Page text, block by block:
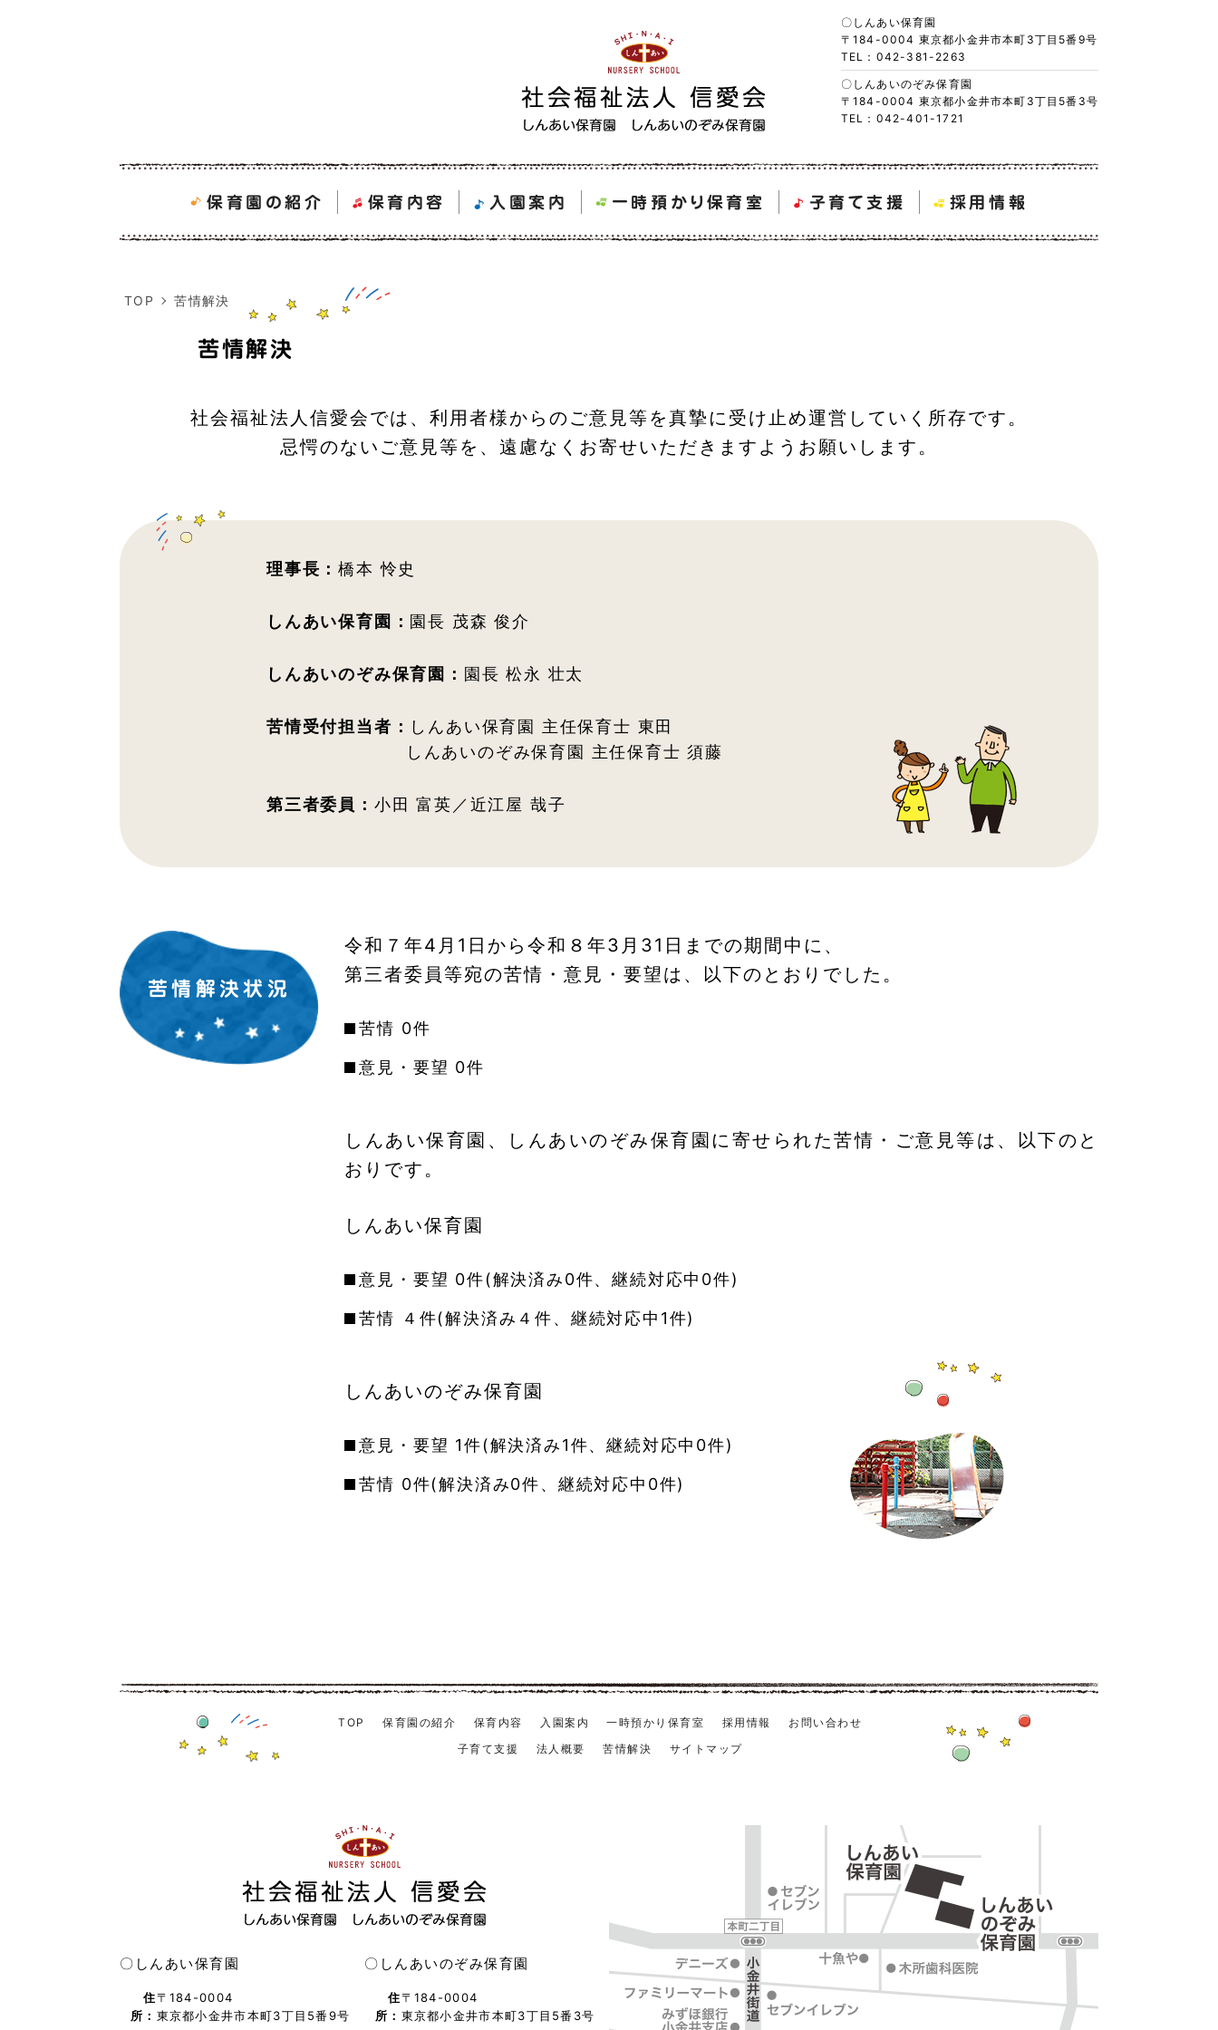
〇しんあい保育園
〒184-0004 東京都小金井市本町3丁目5番9号
TEL：042-381-2263
〇しんあいのぞみ保育園
〒184-0004 東京都小金井市本町3丁目5番3号
TEL：042-401-1721
保育園の紹介 保育内容 入園案内 一時預かり保育室 子育て支援 採用情報
TOP 苦情解決
苦情解決
社会福祉法人信愛会では、利用者様からのご意見等を真摯に受け止め運営していく所存です。
忌愕のないご意見等を、遠慮なくお寄せいただきますようお願いします。
理事長：橋本 怜史
しんあい保育園： 園長 茂森 俊介
しんあいのぞみ保育園： 園長 松永 壮太
苦情受付担当者： しんあい保育園 主任保育士 東田
しんあいのぞみ保育園 主任保育士 須藤
第三者委員： 小田 富英／近江屋 哉子
苦情解決状況
令和７年4月1日から令和８年3月31日までの期間中に、
第三者委員等宛の苦情・意見・要望は、以下のとおりでした。
苦情 0件
意見・要望 0件
しんあい保育園、しんあいのぞみ保育園に寄せられた苦情・ご意見等は、以下のと
おりです。
しんあい保育園
意見・要望 0件(解決済み0件、継続対応中0件)
苦情 ４件(解決済み４件、継続対応中1件)
しんあいのぞみ保育園
意見・要望 1件(解決済み1件、継続対応中0件)
苦情 0件(解決済み0件、継続対応中0件)
TOP 保育園の紹介 保育内容 入園案内 一時預かり保育室 採用情報
お問い合わせ
子育て支援
法人概要 苦情解決 サイトマップ
〇しんあい保育園
住
所：
〒184-0004
東京都小金井市本町3丁目5番9号
〇しんあいのぞみ保育園
住
所：
〒184-0004
東京都小金井市本町3丁目5番3号